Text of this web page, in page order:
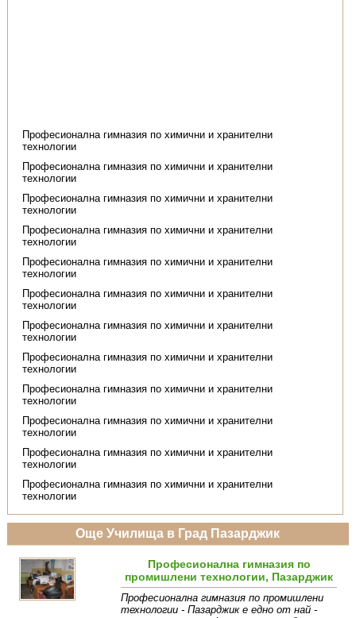
Професионална гимназия по химични и хранителни
технологии
Професионална гимназия по химични и хранителни
технологии
Професионална гимназия по химични и хранителни
технологии
Професионална гимназия по химични и хранителни
технологии
Професионална гимназия по химични и хранителни
технологии
Професионална гимназия по химични и хранителни
технологии
Професионална гимназия по химични и хранителни
технологии
Професионална гимназия по химични и хранителни
технологии
Професионална гимназия по химични и хранителни
технологии
Професионална гимназия по химични и хранителни
технологии
Професионална гимназия по химични и хранителни
технологии
Професионална гимназия по химични и хранителни
технологии
Още Училища в Град Пазарджик
Професионална гимназия по
промишлени технологии, Пазарджик
Професионална гимназия по промишлени
технологии - Пазарджик е едно от най -